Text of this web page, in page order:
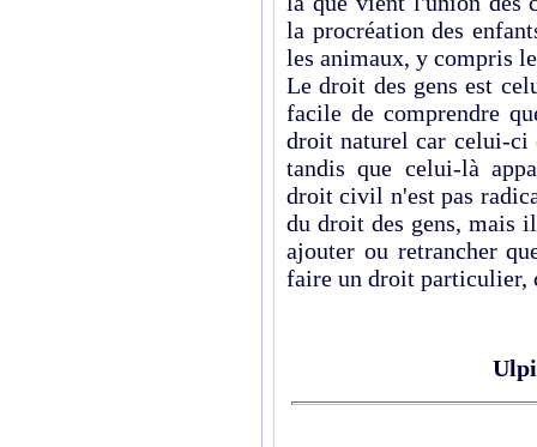
la procréation des
les animaux, y compris
Le droit des gens est
facile de comprendre
droit naturel car celui-ci
tandis que celui-là
droit civil n'est pas
du droit des gens, mais
ajouter ou retrancher
faire un droit